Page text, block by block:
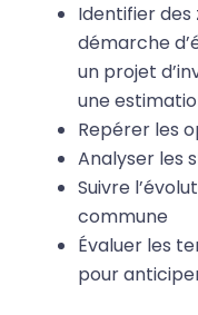
Identifier des
démarche
un projet
une
Repérer les
Analyser les
Suivre
commune
Évaluer les
pour